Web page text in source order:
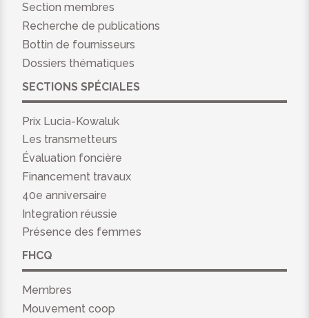
Section membres
Recherche de publications
Bottin de fournisseurs
Dossiers thématiques
SECTIONS SPÉCIALES
Prix Lucia-Kowaluk
Les transmetteurs
Évaluation foncière
Financement travaux
40e anniversaire
Integration réussie
Présence des femmes
FHCQ
Membres
Mouvement coop